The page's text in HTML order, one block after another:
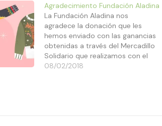
Agradecimiento Fundación Aladina
La Fundación Aladina nos
agradece la donación que les
hemos enviado con las ganancias
obtenidas a través del Mercadillo
Solidario que realizamos con el
alumnado del Centro. Haz click
08/02/2018